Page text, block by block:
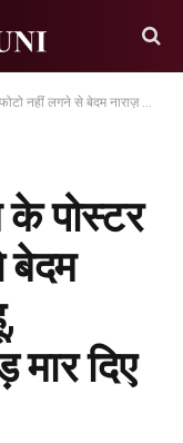
हुए ईश्वर साहू, कार्यक्रम बीच में छोड़ मार दिए कल्टी
के पोस्टर
बेदम
मार दिए